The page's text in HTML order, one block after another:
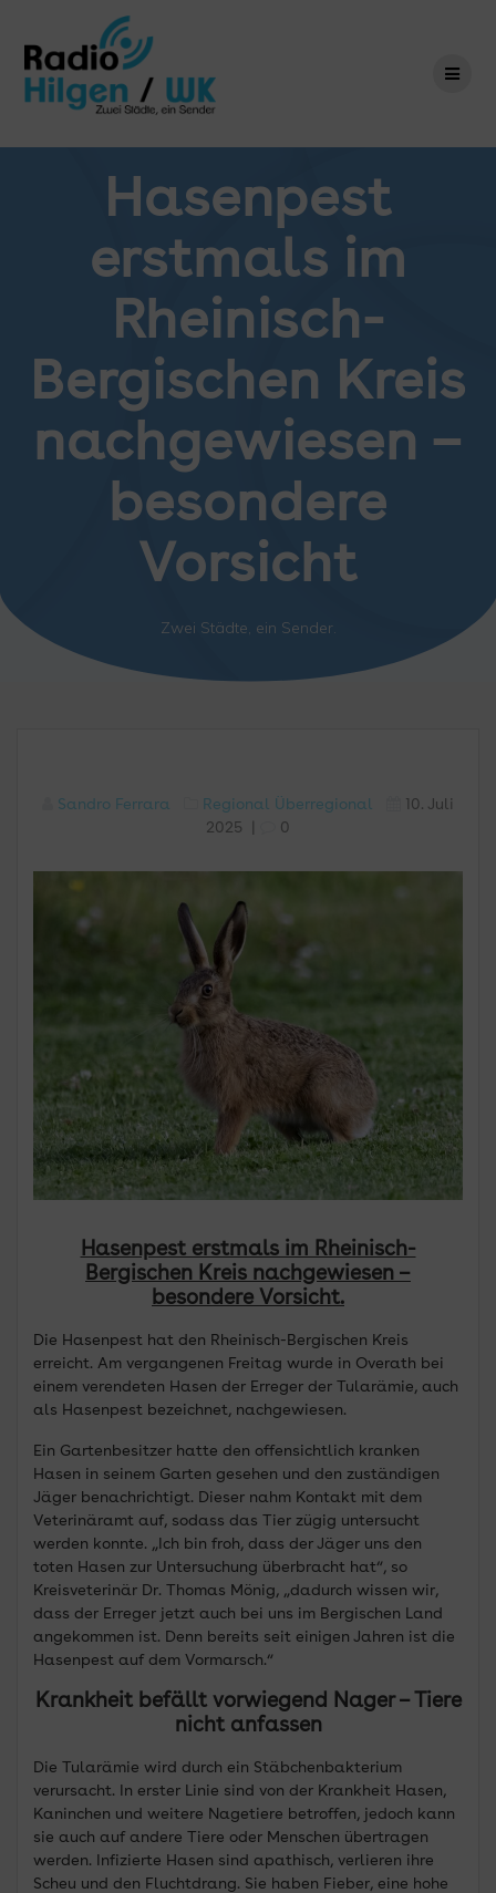
springen
Hasenpest
erstmals im
Rheinisch-
Bergischen Kreis
nachgewiesen –
besondere
Vorsicht
Zwei Städte, ein Sender.
Sandro Ferrara Regional Überregional
10. Juli
2025
0
Hasenpest erstmals im Rheinisch-
Bergischen Kreis nachgewiesen –
besondere Vorsicht.
Die Hasenpest hat den Rheinisch-Bergischen Kreis
erreicht. Am vergangenen Freitag wurde in Overath bei
einem verendeten Hasen der Erreger der Tularämie, auch
als Hasenpest bezeichnet, nachgewiesen.
Ein Gartenbesitzer hatte den offensichtlich kranken
Hasen in seinem Garten gesehen und den zuständigen
Jäger benachrichtigt. Dieser nahm Kontakt mit dem
Veterinäramt auf, sodass das Tier zügig untersucht
werden konnte. „Ich bin froh, dass der Jäger uns den
toten Hasen zur Untersuchung überbracht hat“, so
Kreisveterinär Dr. Thomas Mönig, „dadurch wissen wir,
dass der Erreger jetzt auch bei uns im Bergischen Land
angekommen ist. Denn bereits seit einigen Jahren ist die
Hasenpest auf dem Vormarsch.“
Krankheit befällt vorwiegend Nager – Tiere
nicht anfassen
Die Tularämie wird durch ein Stäbchenbakterium
verursacht. In erster Linie sind von der Krankheit Hasen,
Kaninchen und weitere Nagetiere betroffen, jedoch kann
sie auch auf andere Tiere oder Menschen übertragen
werden. Infizierte Hasen sind apathisch, verlieren ihre
Scheu und den Fluchtdrang. Sie haben Fieber, eine hohe